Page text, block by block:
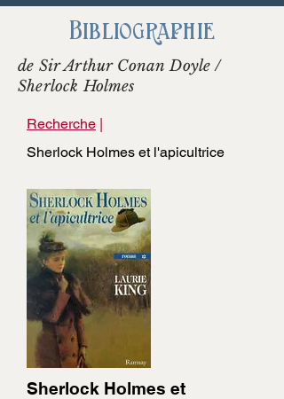
Bibliographie
de Sir Arthur Conan Doyle /
Sherlock Holmes
Recherche |
Sherlock Holmes et l'apicultrice
Sherlock Holmes et